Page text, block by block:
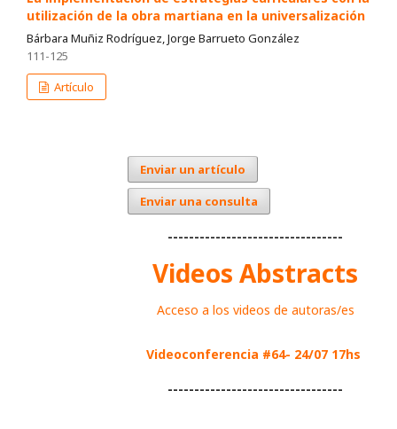
utilización de la obra martiana en la universalización
Bárbara Muñiz Rodríguez, Jorge Barrueto González
111-125
Artículo
Enviar un artículo
Enviar una consulta
---------------------------------
Videos Abstracts
Acceso a los videos de autoras/es
Videoconferencia #64- 24/07 17hs
---------------------------------